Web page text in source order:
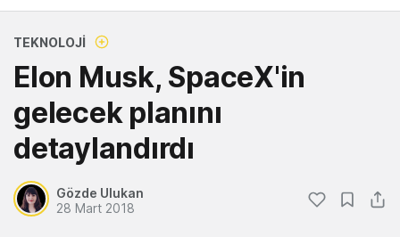
TEKNOLOJI
Elon Musk, SpaceX'in
gelecek planını
detaylandırdı
Gözde Ulukan
28 Mart 2018